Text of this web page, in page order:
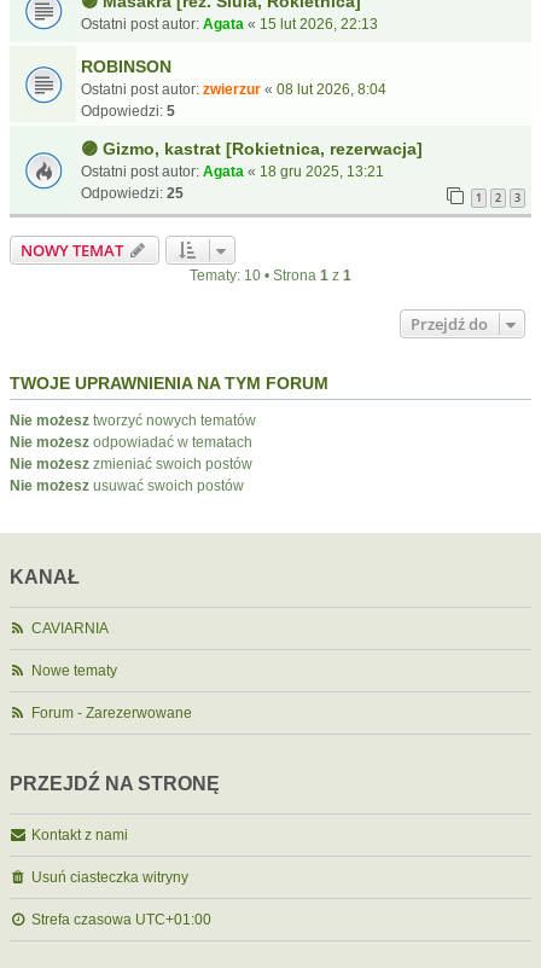
Ostatni post autor: Agata « 15 lut 2026, 22:13
ROBINSON
Ostatni post autor: zwierzur « 08 lut 2026, 8:04
Odpowiedzi: 5
🟣 Gizmo, kastrat [Rokietnica, rezerwacja]
Ostatni post autor: Agata « 18 gru 2025, 13:21
Odpowiedzi: 25 1 2 3
NOWY TEMAT
Tematy: 10 • Strona 1 z 1
Przejdź do
TWOJE UPRAWNIENIA NA TYM FORUM
Nie możesz tworzyć nowych tematów
Nie możesz odpowiadać w tematach
Nie możesz zmieniać swoich postów
Nie możesz usuwać swoich postów
KANAŁ
CAVIARNIA
Nowe tematy
Forum - Zarezerwowane
PRZEJDŹ NA STRONĘ
Kontakt z nami
Usuń ciasteczka witryny
Strefa czasowa UTC+01:00